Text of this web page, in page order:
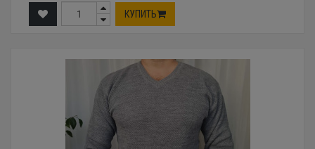
КУПИТЬ